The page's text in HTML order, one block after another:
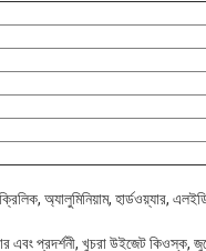
অ্যালুমিনিয়াম, হার্ডওয়্যার,
এবং প্রদর্শনী, খুচরা উইজেট কিওস্ক,